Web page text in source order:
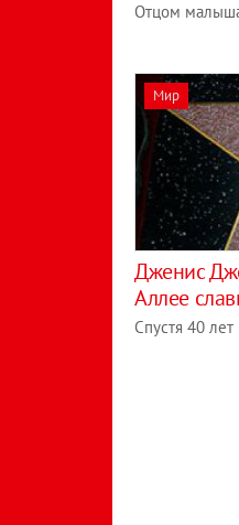
Отцом
Мир
Дженис
Аллее
Спустя 40